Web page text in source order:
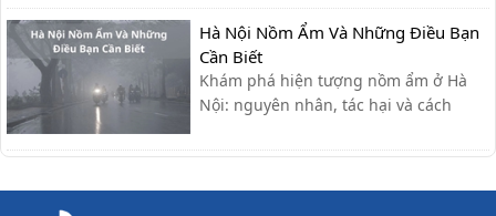
hiệu quả giúp sàn nhà luôn khô ráo.
Hà Nội Nồm Ẩm Và Những Điều Bạn
Cần Biết
Khám phá hiện tượng nồm ẩm ở Hà
Nội: nguyên nhân, tác hại và cách
cửa khô ráo, bảo vệ sức khỏe.